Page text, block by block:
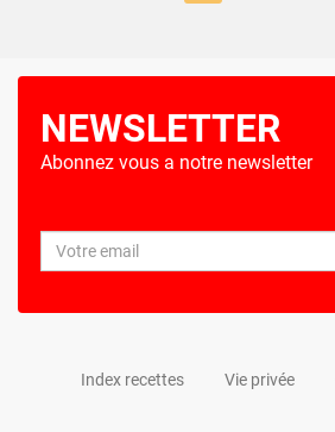
NEWSLETTER
Abonnez vous a notre newsletter
Index recettes Vie privée